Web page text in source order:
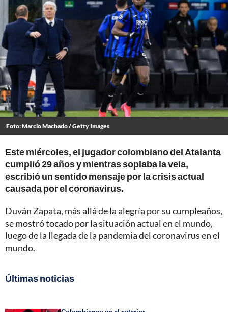
Foto: Marcio Machado / Getty Images
Este miércoles, el jugador colombiano del Atalanta
cumplió 29 años y mientras soplaba la vela,
escribió un sentido mensaje por la crisis actual
causada por el coronavirus.
Duván Zapata, más allá de la alegría por su cumpleaños,
se mostró tocado por la situación actual en el mundo,
luego de la llegada de la pandemia del coronavirus en el
mundo.
Últimas noticias